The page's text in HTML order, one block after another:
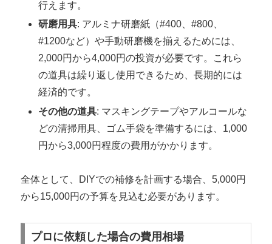
行えます。
研磨用具: アルミナ研磨紙（#400、#800、
#1200など）や手動研磨機を揃えるためには、
2,000円から4,000円の投資が必要です。これら
の道具は繰り返し使用できるため、長期的には
経済的です。
その他の道具: マスキングテープやアルコールな
どの清掃用具、ゴム手袋を準備するには、1,000
円から3,000円程度の費用がかかります。
全体として、DIYでの補修を計画する場合、5,000円
から15,000円の予算を見込む必要があります。
プロに依頼した場合の費用相場